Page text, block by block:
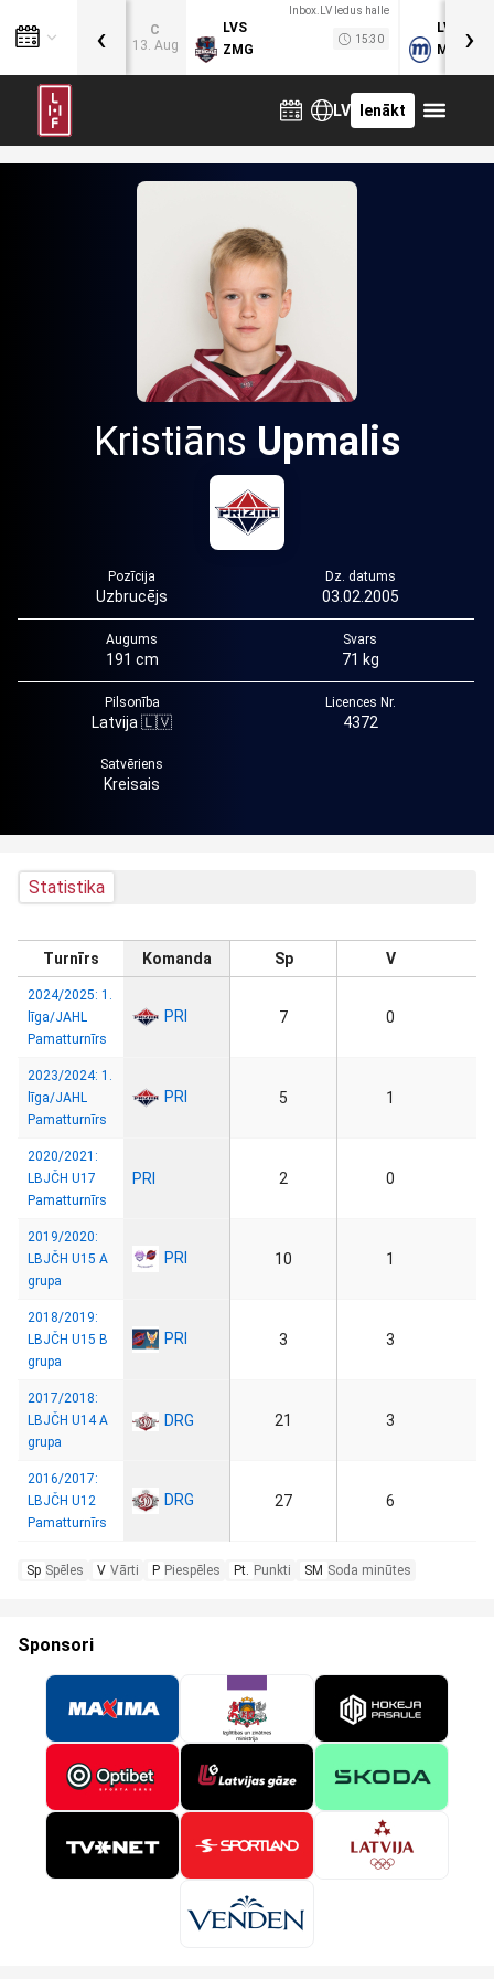
C
13. Aug
Inbox.LV ledus halle
LVS
ZMG
15:30
LVB
MOG
‹ ›
LV Ienākt
Kristiāns Upmalis
Pozīcija
Uzbrucējs
Dz. datums
03.02.2005
Augums
191 cm
Svars
71 kg
Pilsonība
Latvija 🇱🇻
Licences Nr.
4372
Satvēriens
Kreisais
Statistika
Turnīrs Komanda Sp V
2024/2025: 1.
līga/JAHL
Pamatturnīrs
PRI 7 0
2023/2024: 1.
līga/JAHL
Pamatturnīrs
PRI 5 1
2020/2021:
LBJČH U17
Pamatturnīrs
PRI 2 0
2019/2020:
LBJČH U15 A
grupa
PRI 10 1
2018/2019:
LBJČH U15 B
grupa
PRI 3 3
2017/2018:
LBJČH U14 A
grupa
DRG 21 3
2016/2017:
LBJČH U12
Pamatturnīrs
DRG 27 6
Sp Spēles V Vārti P Piespēles Pt. Punkti SM Soda minūtes
Sponsori